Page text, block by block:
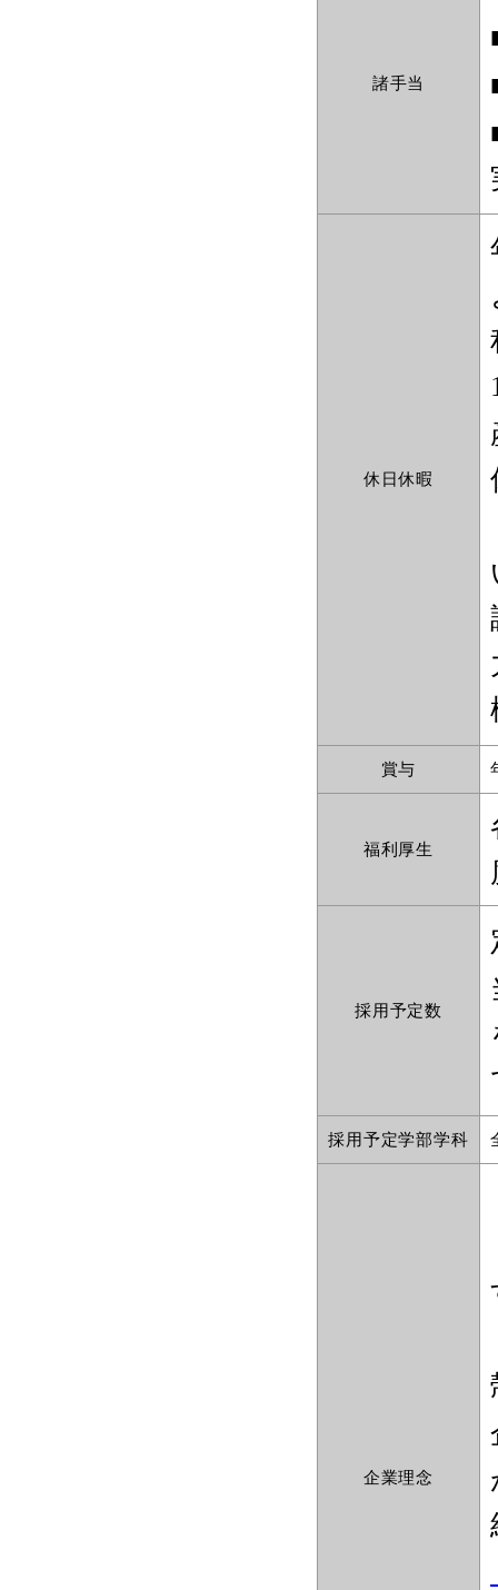
諸手当
休日休暇
賞与
福利厚生
採用予定数
採用予定学部学科
企業理念